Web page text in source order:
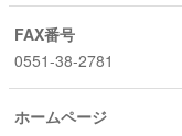
FAX番号
0551-38-2781
ホームページ